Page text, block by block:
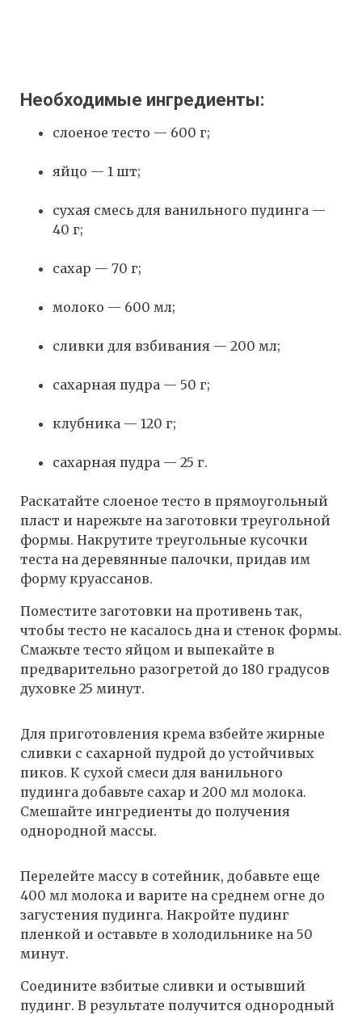
Необходимые ингредиенты:
слоеное тесто — 600 г;
яйцо — 1 шт;
сухая смесь для ванильного пудинга —
40 г;
сахар — 70 г;
молоко — 600 мл;
сливки для взбивания — 200 мл;
сахарная пудра — 50 г;
клубника — 120 г;
сахарная пудра — 25 г.
Раскатайте слоеное тесто в прямоугольный
пласт и нарежьте на заготовки треугольной
формы. Накрутите треугольные кусочки
теста на деревянные палочки, придав им
форму круассанов.
Поместите заготовки на противень так,
чтобы тесто не касалось дна и стенок формы.
Смажьте тесто яйцом и выпекайте в
предварительно разогретой до 180 градусов
духовке 25 минут.
Для приготовления крема взбейте жирные
сливки с сахарной пудрой до устойчивых
пиков. К сухой смеси для ванильного
пудинга добавьте сахар и 200 мл молока.
Смешайте ингредиенты до получения
однородной массы.
Перелейте массу в сотейник, добавьте еще
400 мл молока и варите на среднем огне до
загустения пудинга. Накройте пудинг
пленкой и оставьте в холодильнике на 50
минут.
Соедините взбитые сливки и остывший
пудинг. В результате получится однородный